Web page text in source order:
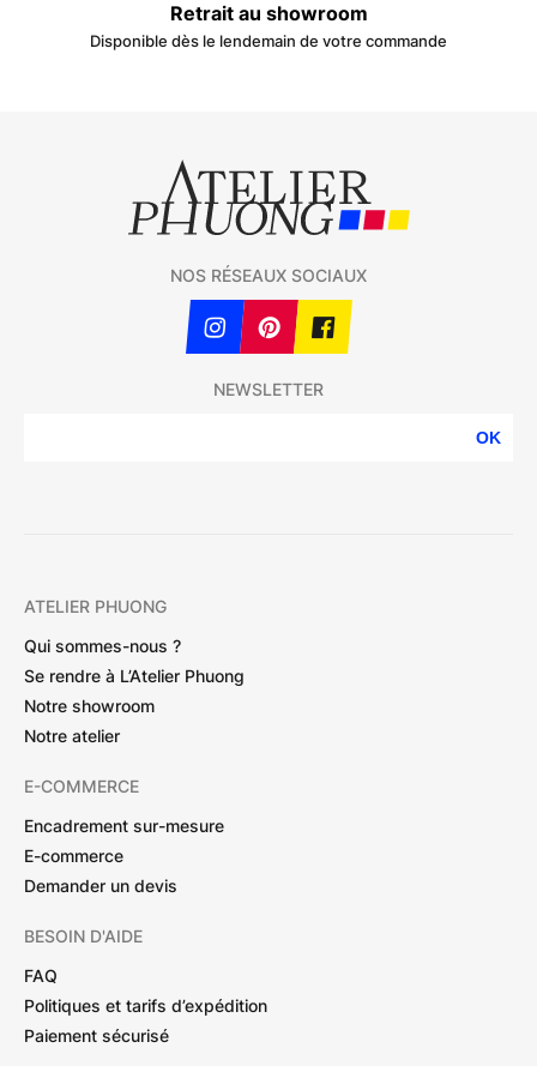
Retrait au showroom
Disponible dès le lendemain de votre commande
NEWSLETTER
OK
NOS RÉSEAUX SOCIAUX
ATELIER PHUONG
Qui sommes-nous ?
Se rendre à L’Atelier Phuong
Notre showroom
Notre atelier
E-COMMERCE
Encadrement sur-mesure
E-commerce
Demander un devis
BESOIN D'AIDE
FAQ
Politiques et tarifs d’expédition
Paiement sécurisé